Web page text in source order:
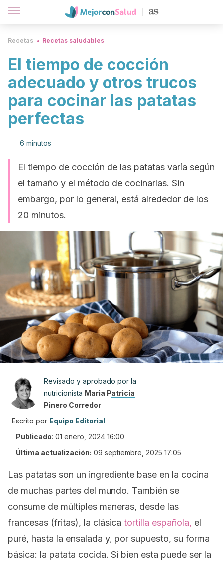
Recetas Recetas saludables
El tiempo de cocción
adecuado y otros trucos
para cocinar las patatas
perfectas
6 minutos
El tiempo de cocción de las patatas varía según
el tamaño y el método de cocinarlas. Sin
embargo, por lo general, está alrededor de los
20 minutos.
Revisado y aprobado por la
nutricionista Maria Patricia
Pinero Corredor
Escrito por Equipo Editorial
Publicado: 01 enero, 2024 16:00
Última actualización: 09 septiembre, 2025 17:05
Las patatas son un ingrediente base en la cocina
de muchas partes del mundo. También se
consume de múltiples maneras, desde las
francesas (fritas), la clásica tortilla española, el
puré, hasta la ensalada y, por supuesto, su forma
básica: la patata cocida. Si bien esta puede ser la